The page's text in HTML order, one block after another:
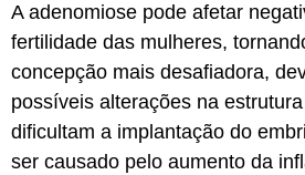
A adenomiose pode afetar
fertilidade das mulheres,
concepção mais desafiadora,
possíveis alterações na
dificultam a implantação do
ser causado pelo aumento da